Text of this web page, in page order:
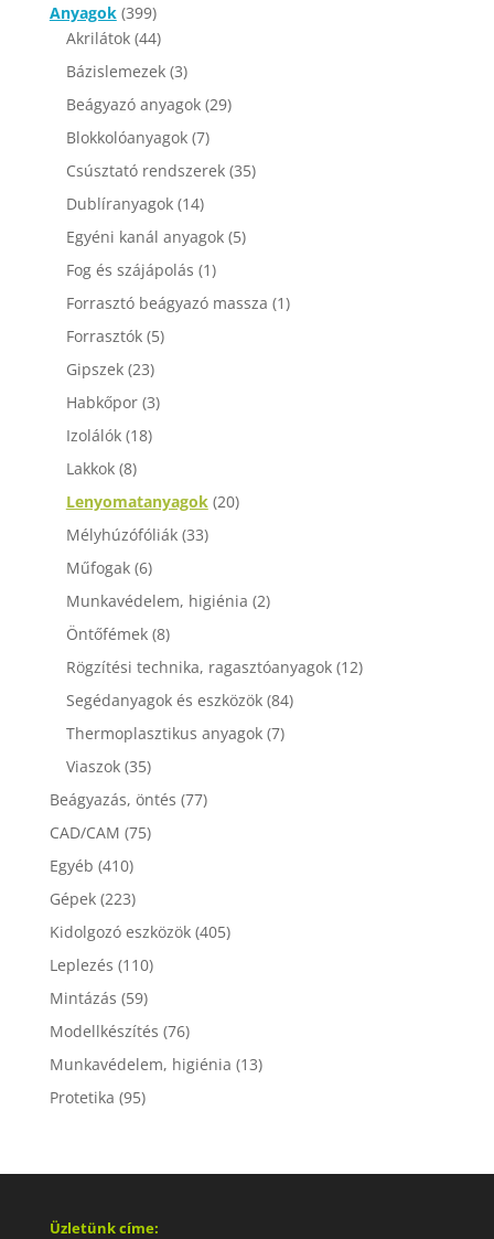
Anyagok (399)
Akrilátok (44)
Bázislemezek (3)
Beágyazó anyagok (29)
Blokkolóanyagok (7)
Csúsztató rendszerek (35)
Dublíranyagok (14)
Egyéni kanál anyagok (5)
Fog és szájápolás (1)
Forrasztó beágyazó massza (1)
Forrasztók (5)
Gipszek (23)
Habkőpor (3)
Izolálók (18)
Lakkok (8)
Lenyomatanyagok (20)
Mélyhúzófóliák (33)
Műfogak (6)
Munkavédelem, higiénia (2)
Öntőfémek (8)
Rögzítési technika, ragasztóanyagok (12)
Segédanyagok és eszközök (84)
Thermoplasztikus anyagok (7)
Viaszok (35)
Beágyazás, öntés (77)
CAD/CAM (75)
Egyéb (410)
Gépek (223)
Kidolgozó eszközök (405)
Leplezés (110)
Mintázás (59)
Modellkészítés (76)
Munkavédelem, higiénia (13)
Protetika (95)
Üzletünk címe: